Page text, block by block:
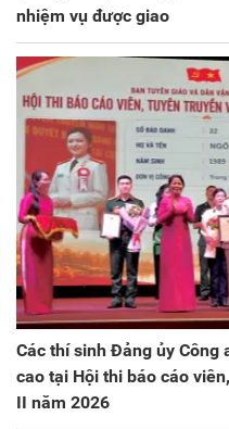
nhiệm vụ được giao
Các thí sinh Đảng ủy Công
cao tại Hội thi báo cáo
II năm 2026